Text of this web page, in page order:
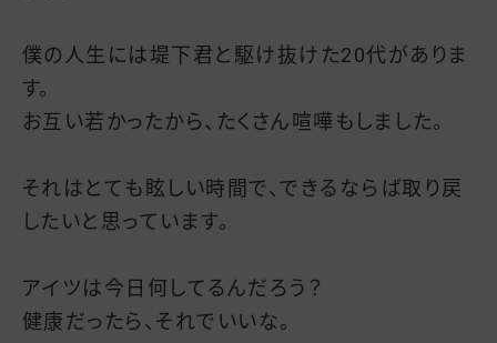
僕の人生には堤下君と駆け抜けた20代がありま
す。
お互い若かったから、たくさん喧嘩もしました。
それはとても眩しい時間で、できるならば取り戻
したいと思っています。
アイツは今日何してるんだろう？
健康だったら、それでいいな。